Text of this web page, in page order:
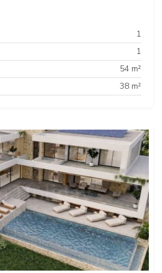
1
1
54 m²
38 m²